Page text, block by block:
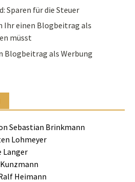
Sparen für die Steuer
Ihr einen Blogbeitrag als
müsst
Blogbeitrag als Werbung
Sebastian Brinkmann
Lohmeyer
Langer
Heimann